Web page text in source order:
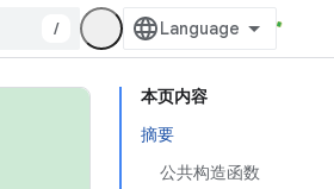
/
本页内容
摘要
公共构造函数